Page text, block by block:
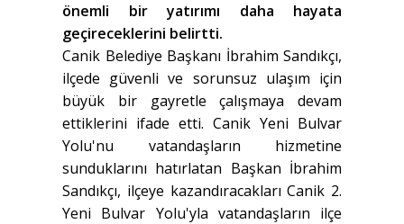
önemli bir yatırımı daha hayata
geçireceklerini belirtti.
Canik Belediye Başkanı İbrahim Sandıkçı,
ilçede güvenli ve sorunsuz ulaşım için
büyük bir gayretle çalışmaya devam
ettiklerini ifade etti. Canik Yeni Bulvar
Yolu'nu vatandaşların hizmetine
sunduklarını hatırlatan Başkan İbrahim
Sandıkçı, ilçeye kazandıracakları Canik 2.
Yeni Bulvar Yolu'yla vatandaşların ilçe